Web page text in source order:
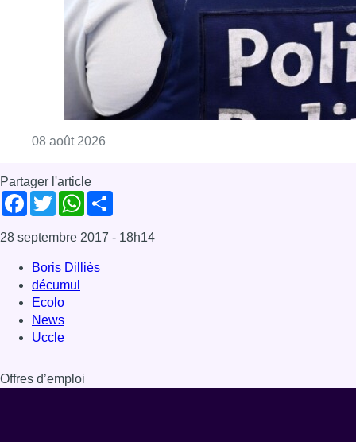
08 août 2026
Partager l'article
Facebook
TwitterWhatsApp
28 septembre 2017 - 18h14
Boris Dilliès
décumul
Ecolo
News
Uccle
Offres d’emploi